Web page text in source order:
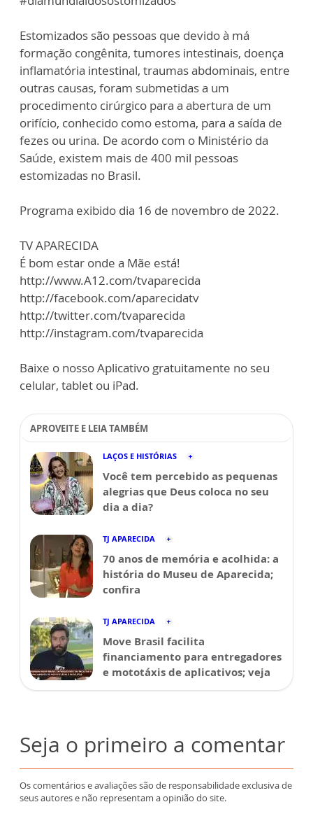
Estomizados são pessoas que devido à má
formação congênita, tumores intestinais, doença
inflamatória intestinal, traumas abdominais, entre
outras causas, foram submetidas a um
procedimento cirúrgico para a abertura de um
orifício, conhecido como estoma, para a saída de
fezes ou urina. De acordo com o Ministério da
Saúde, existem mais de 400 mil pessoas
estomizadas no Brasil.
Programa exibido dia 16 de novembro de 2022.
TV APARECIDA
É bom estar onde a Mãe está!
http://www.A12.com/tvaparecida
http://facebook.com/aparecidatv
http://twitter.com/tvaparecida
http://instagram.com/tvaparecida
Baixe o nosso Aplicativo gratuitamente no seu
celular, tablet ou iPad.
APROVEITE E LEIA TAMBÉM
LAÇOS E HISTÓRIAS
Você tem percebido as pequenas
alegrias que Deus coloca no seu
dia a dia?
TJ APARECIDA
70 anos de memória e acolhida: a
história do Museu de Aparecida;
confira
TJ APARECIDA
Move Brasil facilita
financiamento para entregadores
e mototáxis de aplicativos; veja
Seja o primeiro a comentar
Os comentários e avaliações são de responsabilidade exclusiva de
seus autores e não representam a opinião do site.